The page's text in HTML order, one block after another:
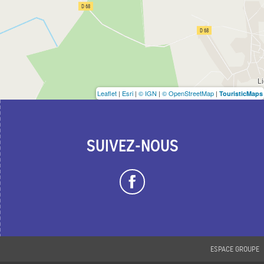
Leaflet | Esri | © IGN | © OpenStreetMap | TouristicMaps
SUIVEZ-NOUS
ESPACE GROUPE